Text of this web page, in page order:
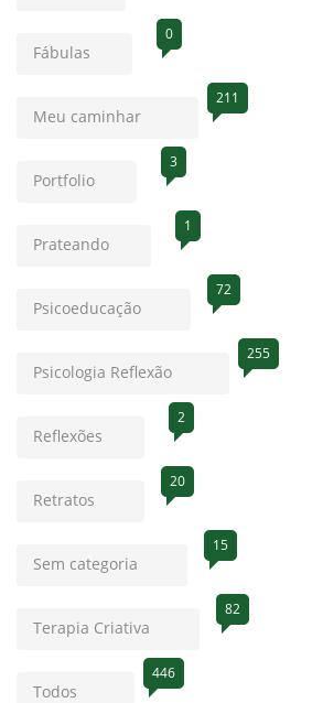
Fábulas
0
Meu caminhar
211
Portfolio
3
Prateando
1
Psicoeducação
72
Psicologia Reflexão
255
Reflexões
2
Retratos
20
Sem categoria
15
Terapia Criativa
82
Todos
446